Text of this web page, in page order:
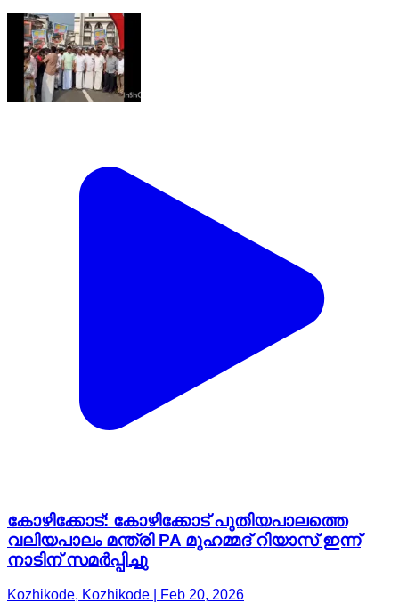
കോഴിക്കോട്: കോഴിക്കോട് പുതിയപാലത്തെ
വലിയപാലം മന്ത്രി PA മുഹമ്മദ് റിയാസ് ഇന്ന്
നാടിന് സമർപ്പിച്ചു
Kozhikode, Kozhikode | Feb 20, 2026